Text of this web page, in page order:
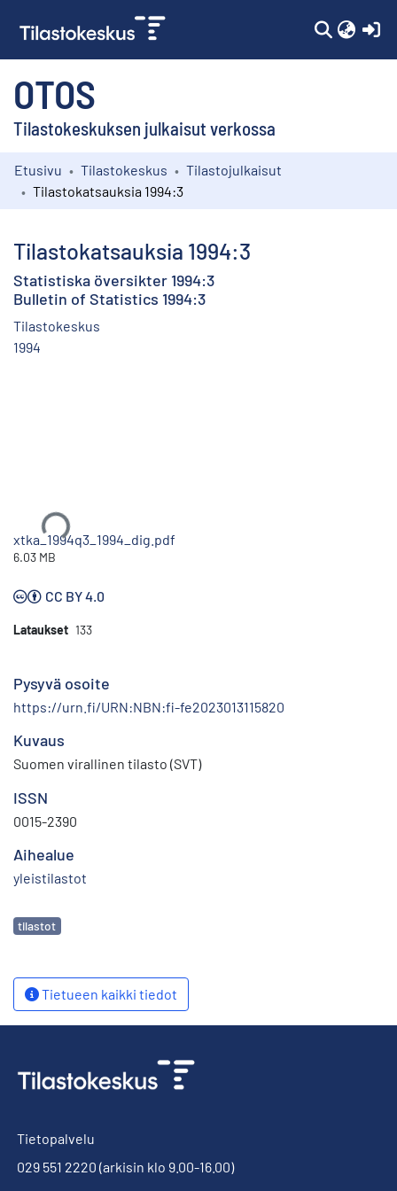
OTOS
Tilastokeskuksen julkaisut verkossa
Kokoelmat
Etusivu Tilastokeskus
Tilastojulkaisut
Tilastokatsauksia 1994:3
Tilastokatsauksia 1994:3
Statistiska översikter 1994:3
Bulletin of Statistics 1994:3
Tilastokeskus
1994
Ladataan...
xtka_1994q3_1994_dig.pdf
6.03 MB
CC BY 4.0
Lataukset 133
Pysyvä osoite
https://urn.fi/URN:NBN:fi-fe2023013115820
Kuvaus
Suomen virallinen tilasto (SVT)
ISSN
0015-2390
Aihealue
yleistilastot
Avainsanat
tilastot
Tietueen kaikki tiedot
Tietopalvelu
029 551 2220 (arkisin klo 9.00-16.00)